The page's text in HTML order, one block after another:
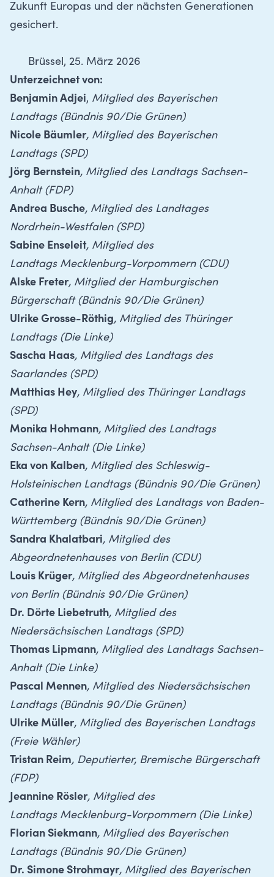
Zukunft Europas und der nächsten Generationen
gesichert.
Brüssel, 25. März 2026
Unterzeichnet von:
Benjamin Adjei, Mitglied des Bayerischen
Landtags (Bündnis 90/Die Grünen)
Nicole Bäumler, Mitglied des Bayerischen
Landtags (SPD)
Jörg Bernstein, Mitglied des Landtags Sachsen-
Anhalt (FDP)
Andrea Busche, Mitglied des Landtages
Nordrhein-Westfalen (SPD)
Sabine Enseleit, Mitglied des
Landtags Mecklenburg-Vorpommern (CDU)
Alske Freter, Mitglied der Hamburgischen
Bürgerschaft (Bündnis 90/Die Grünen)
Ulrike Grosse-Röthig, Mitglied des Thüringer
Landtags (Die Linke)
Sascha Haas, Mitglied des Landtags des
Saarlandes (SPD)
Matthias Hey, Mitglied des Thüringer Landtags
(SPD)
Monika Hohmann, Mitglied des Landtags
Sachsen-Anhalt (Die Linke)
Eka von Kalben, Mitglied des Schleswig-
Holsteinischen Landtags (Bündnis 90/Die Grünen)
Catherine Kern, Mitglied des Landtags von Baden-
Württemberg (Bündnis 90/Die Grünen)
Sandra Khalatbari, Mitglied des
Abgeordnetenhauses von Berlin (CDU)
Louis Krüger, Mitglied des Abgeordnetenhauses
von Berlin (Bündnis 90/Die Grünen)
Dr. Dörte Liebetruth, Mitglied des
Niedersächsischen Landtags (SPD)
Thomas Lipmann, Mitglied des Landtags Sachsen-
Anhalt (Die Linke)
Pascal Mennen, Mitglied des Niedersächsischen
Landtags (Bündnis 90/Die Grünen)
Ulrike Müller, Mitglied des Bayerischen Landtags
(Freie Wähler)
Tristan Reim, Deputierter, Bremische Bürgerschaft
(FDP)
Jeannine Rösler, Mitglied des
Landtags Mecklenburg-Vorpommern (Die Linke)
Florian Siekmann, Mitglied des Bayerischen
Landtags (Bündnis 90/Die Grünen)
Dr. Simone Strohmayr, Mitglied des Bayerischen